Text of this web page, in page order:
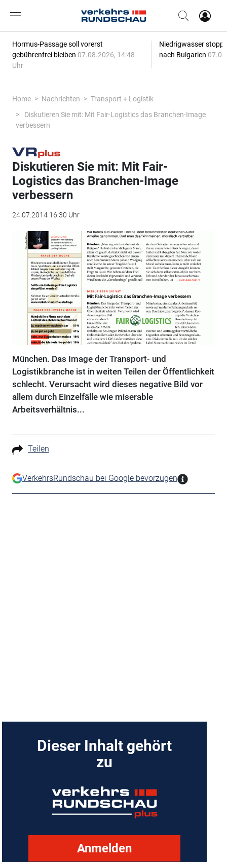
Hormus-Passage soll vorerst
gebührenfrei bleiben 07.08.2026, 14:48
Uhr
Niedrigwasser
nach Bulgarien
Home Nachrichten
Transport + Logistik
Diskutieren Sie mit: Mit Fair-Logistics das Branchen-Image
verbessern
Diskutieren Sie mit: Mit Fair-
Logistics das Branchen-Image
verbessern
24.07.2014 16:30 Uhr
München. Das Image der Transport- und
Logistikbranche ist in weiten Teilen der Öffentlichkeit
schlecht. Verursacht wird dieses negative Bild vor
allem durch Einzelfälle wie miserable
Arbeitsverhältnis...
Teilen
VerkehrsRundschau bei Google bevorzugen
Dieser Inhalt gehört
zu
Anmelden